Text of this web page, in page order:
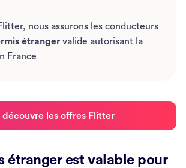
nous assurons les conducteurs
étranger valide autorisant la
France
découvre les offres Flitter
étranger est valable pour